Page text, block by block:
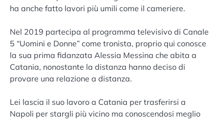
ha anche fatto lavori più umili come il cameriere.
Nel 2019 partecipa al programma televisivo di Canale
5 “Uomini e Donne” come tronista, proprio qui conosce
la sua prima fidanzata Alessia Messina che abita a
Catania, nonostante la distanza hanno deciso di
provare una relazione a distanza.
Lei lascia il suo lavoro a Catania per trasferirsi a
Napoli per stargli più vicino ma conoscendosi meglio